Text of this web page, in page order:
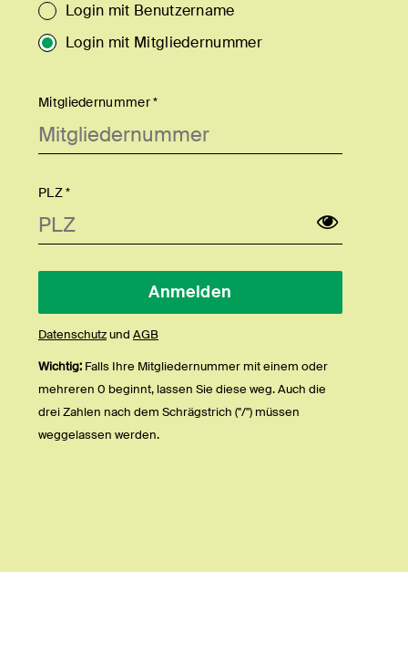
Login mit Benutzername
Login mit Mitgliedernummer
Mitgliedernummer *
PLZ *
Datenschutzund AGB
Wichtig: Falls Ihre Mitgliedernummer mit einem oder
mehreren 0 beginnt, lassen Sie diese weg. Auch die
drei Zahlen nach dem Schrägstrich ("/") müssen
weggelassen werden.